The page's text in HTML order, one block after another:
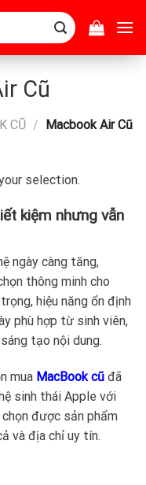
Cũ
CŨ / Macbook Air Cũ
selection.
kiệm nhưng vẫn
ngày càng tăng,
thông minh cho
hiệu năng ổn định
phù hợp từ sinh viên,
tạo nội dung.
mua MacBook cũ đã
sinh thái Apple với
được sản phẩm
và địa chỉ uy tín.